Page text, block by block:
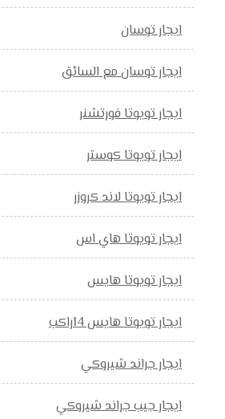
ايجار توسان
ايجار توسان مع السائق
ايجار تويوتا فورتشنر
ايجار تويوتا كوستر
ايجار تويوتا لاند كروزر
ايجار تويوتا هاي اس
ايجار تويوتا هايس
ايجار تويوتا هايس 14راكب
ايجار جراند شيروكي
ايجار جيب جراند شيروكي